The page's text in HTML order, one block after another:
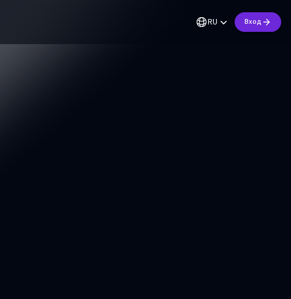
RU Вход